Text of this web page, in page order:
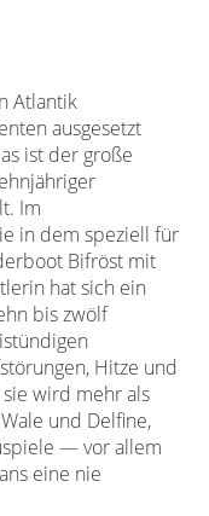
Atlantik
ausgesetzt
ist der große
Im
in dem speziell für
Bifröst mit
hat sich ein
bis zwölf
Hitze und
wird mehr als
und Delfine,
— vor allem
eine nie